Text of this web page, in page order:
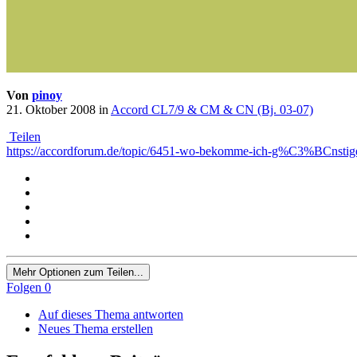
Von pinoy
21. Oktober 2008 in Accord CL7/9 & CM & CN (Bj. 03-07)
Teilen
https://accordforum.de/topic/6451-wo-bekomme-ich-
Mehr Optionen zum Teilen...
Folgen 0
Auf dieses Thema antworten
Neues Thema erstellen